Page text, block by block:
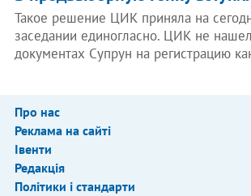
Такое решение ЦИК приняла на
заседании единогласно. ЦИК не
документах Супрун на регистрацию
Про нас
Реклама на сайті
Івенти
Редакція
Політики і стандарти